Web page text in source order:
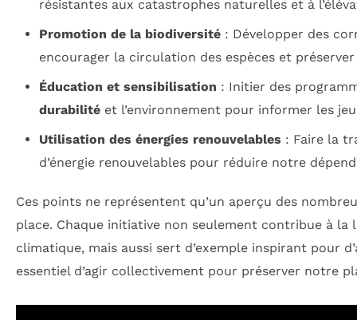
résistantes aux catastrophes naturelles et à
Promotion de la biodiversité: Développer des
encourager la circulation des espèces et
Éducation et sensibilisation : Initier des
durabilitéet l’environnement pour informer les
Utilisation des énergies renouvelables : Faire la
d’énergie renouvelables pour réduire notre
Ces points ne représentent qu’un aperçu des
place. Chaque initiative non seulement contribue à
climatique, mais aussi sert d’exemple inspirant pour
essentiel d’agir collectivement pour préserver notre